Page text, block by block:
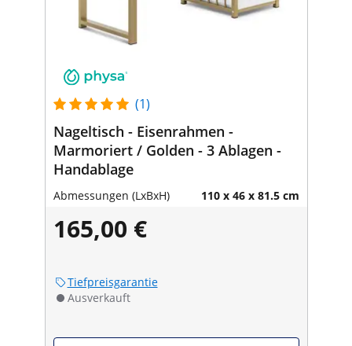
(1)
Nageltisch - Eisenrahmen -
Marmoriert / Golden - 3 Ablagen -
Handablage
Abmessungen (LxBxH) 110 x 46 x 81.5 cm
165,00 €
Tiefpreisgarantie
Ausverkauft